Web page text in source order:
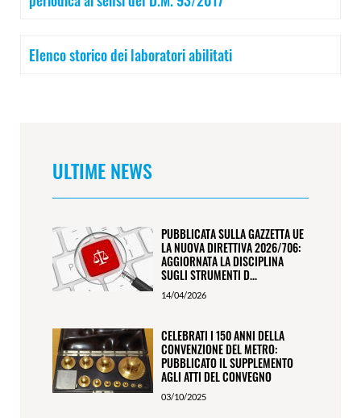
Elenco storico dei laboratori abilitati
ULTIME NEWS
PUBBLICATA SULLA GAZZETTA UE
LA NUOVA DIRETTIVA 2026/706:
AGGIORNATA LA DISCIPLINA
SUGLI STRUMENTI D...
14/04/2026
CELEBRATI I 150 ANNI DELLA
CONVENZIONE DEL METRO:
PUBBLICATO IL SUPPLEMENTO
AGLI ATTI DEL CONVEGNO
03/10/2025